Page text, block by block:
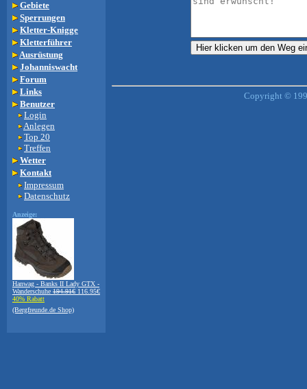
Gebiete
Sperrungen
Kletter-Knigge
Kletterführer
Ausrüstung
Johanniswacht
Forum
Links
Benutzer
Login
Anlegen
Top 20
Treffen
Wetter
Kontakt
Impressum
Datenschutz
Anzeige:
Hanwag - Banks II Lady GTX -
Wanderschuhe 194.91€ 116.95€
40% Rabatt
(Bergfreunde.de Shop)
Copyright ©